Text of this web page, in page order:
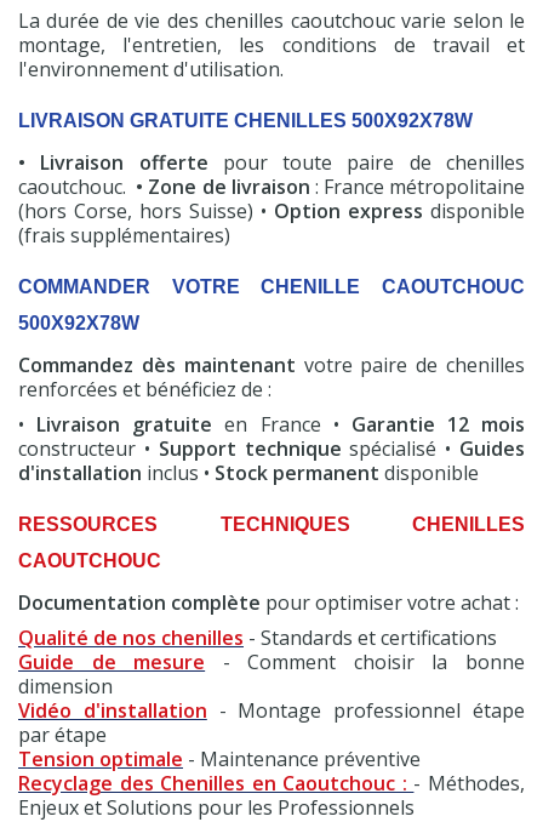
La durée de vie des chenilles caoutchouc varie selon le
montage, l'entretien, les conditions de travail et
l'environnement d'utilisation.
LIVRAISON GRATUITE CHENILLES 500X92X78W
• Livraison offerte pour toute paire de chenilles
caoutchouc. • Zone de livraison : France métropolitaine
(hors Corse, hors Suisse) • Option express disponible
(frais supplémentaires)
COMMANDER VOTRE CHENILLE CAOUTCHOUC
500X92X78W
Commandez dès maintenant votre paire de chenilles
renforcées et bénéficiez de :
• Livraison gratuite en France • Garantie 12 mois
constructeur • Support technique spécialisé • Guides
d'installation inclus • Stock permanent disponible
RESSOURCES TECHNIQUES CHENILLES
CAOUTCHOUC
Documentation complète pour optimiser votre achat :
Qualité de nos chenilles - Standards et certifications
Guide de mesure - Comment choisir la bonne
dimension
Vidéo d'installation - Montage professionnel étape
par étape
Tension optimale - Maintenance préventive
Recyclage des Chenilles en Caoutchouc : - Méthodes,
Enjeux et Solutions pour les Professionnels